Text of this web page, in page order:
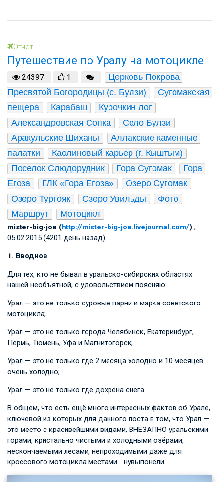
Отчет
Путешествие по Уралу на мотоцикле
24397 1
Церковь Покрова
Пресвятой Богородицы (с. Булзи)
Сугомакская
пещера
Карабаш
Курочкин лог
Александровская Сопка
Село Булзи
Аракульские Шиханы
Аллакские каменные
палатки
Каолиновый карьер (г. Кыштым)
Поселок Слюдорудник
Гора Сугомак
Гора
Егоза
ГЛК «Гора Егоза»
Озеро Сугомак
Озеро Тургояк
Озеро Увильды
Фото
Маршрут
Мотоцикл
mister-big-joe (http://mister-big-joe.livejournal.com/) ,
05.02.2015 (4201 день назад)
1. Вводное
Для тех, кто не бывал в уральско-сибирских областях
нашей необъятной, с удовольствием поясняю:
Урал — это не только суровые парни и марка советского
мотоцикла;
Урал — это не только города Челябинск, Екатеринбург,
Пермь, Тюмень, Уфа и Магнитогорск;
Урал — это не только где 2 месяца холодно и 10 месяцев
очень холодно;
Урал — это не только где дохрена снега…
В общем, что есть ещё много интересных фактов об Урале,
ключевой из которых для данного поста в том, что Урал —
это место с красивейшими видами, ВНЕЗАПНО уральскими
горами, кристально чистыми и холодными озёрами,
нескончаемыми лесами, непроходимыми даже для
кроссового мотоцикла местами… нувыпонели.